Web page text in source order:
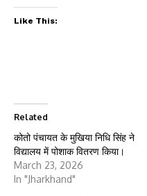
Like This:
Related
कोतो पंचायत के मुखिया निधि सिंह ने
विद्यालय में पोशाक वितरण किया।
March 23, 2026
In "Jharkhand"